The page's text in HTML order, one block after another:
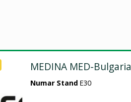
MEDINA MED-Bulgaria
Numar Stand E30